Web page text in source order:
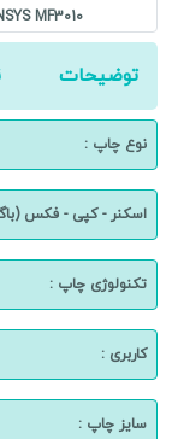
MF3010
توضیحات
نوع چاپ :
اسکنر - کپی - فکس
تکنولوژی چاپ :
کاربری :
سایز چاپ :